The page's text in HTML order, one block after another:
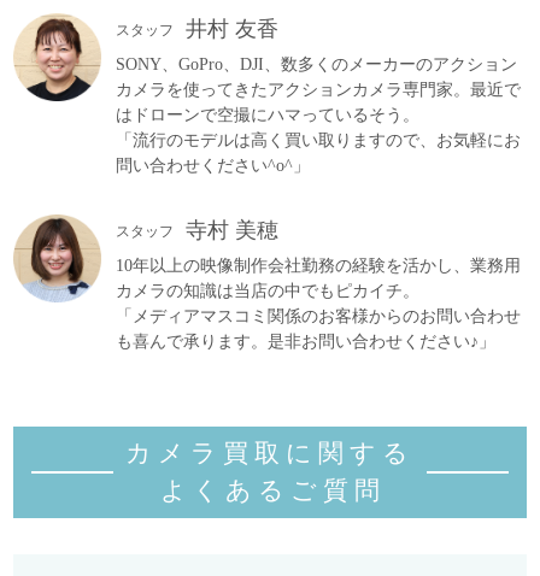
スタッフ 井村 友香
SONY、GoPro、DJI、数多くのメーカーのアクション
カメラを使ってきたアクションカメラ専門家。最近で
はドローンで空撮にハマっているそう。
「流行のモデルは高く買い取りますので、お気軽にお
問い合わせください^o^」
スタッフ 寺村 美穂
10年以上の映像制作会社勤務の経験を活かし、業務用
カメラの知識は当店の中でもピカイチ。
「メディアマスコミ関係のお客様からのお問い合わせ
も喜んで承ります。是非お問い合わせください♪」
カメラ買取に関する
よくあるご質 問